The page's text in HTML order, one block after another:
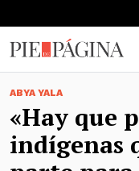
ABYA YALA
«Hay que
indígenas